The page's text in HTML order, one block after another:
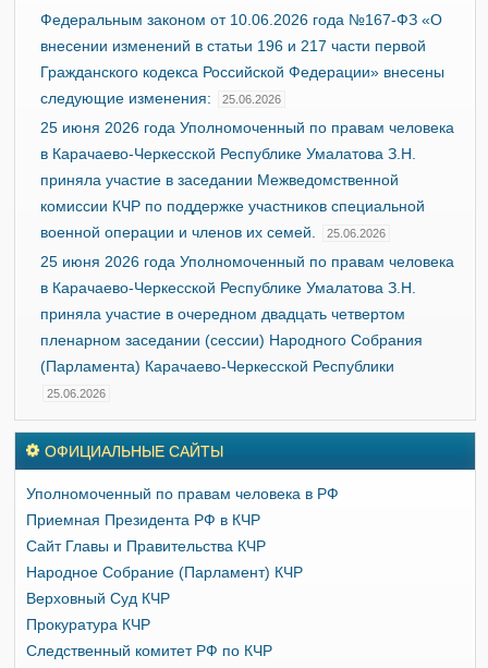
Федеральным законом от 10.06.2026 года №167-ФЗ «О
внесении изменений в статьи 196 и 217 части первой
Гражданского кодекса Российской Федерации» внесены
следующие изменения:
25.06.2026
25 июня 2026 года Уполномоченный по правам человека
в Карачаево-Черкесской Республике Умалатова З.Н.
приняла участие в заседании Межведомственной
комиссии КЧР по поддержке участников специальной
военной операции и членов их семей.
25.06.2026
25 июня 2026 года Уполномоченный по правам человека
в Карачаево-Черкесской Республике Умалатова З.Н.
приняла участие в очередном двадцать четвертом
пленарном заседании (сессии) Народного Собрания
(Парламента) Карачаево-Черкесской Республики
25.06.2026
ОФИЦИАЛЬНЫЕ САЙТЫ
Уполномоченный по правам человека в РФ
Приемная Президента РФ в КЧР
Сайт Главы и Правительства КЧР
Народное Собрание (Парламент) КЧР
Верховный Суд КЧР
Прокуратура КЧР
Следственный комитет РФ по КЧР